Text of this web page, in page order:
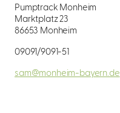
Pumptrack Monheim
Marktplatz 23
86653 Monheim
09091/9091-51
sam@monheim-bayern.de